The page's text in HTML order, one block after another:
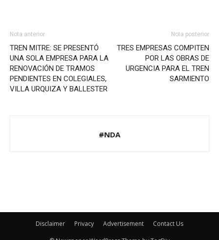
Nota anterior
TREN MITRE: SE PRESENTÓ
UNA SOLA EMPRESA PARA LA
RENOVACIÓN DE TRAMOS
PENDIENTES EN COLEGIALES,
VILLA URQUIZA Y BALLESTER
Nota posterior
TRES EMPRESAS COMPITEN
POR LAS OBRAS DE
URGENCIA PARA EL TREN
SARMIENTO
#NDA
Disclaimer Privacy Advertisement Contact Us